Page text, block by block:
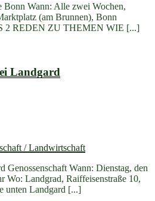
Bonn Wann: Alle zwei Wochen,
(am Brunnen), Bonn
2 REDEN ZU THEMEN WIE [...]
Landgard
/ Landwirtschaft
Genossenschaft Wann: Dienstag, den
Wo: Landgrad, Raiffeisenstraße 10,
unten Landgard [...]